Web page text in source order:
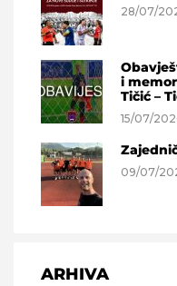
28/07/
i
Tičić –
15/07/
09/07/
ARHIVA